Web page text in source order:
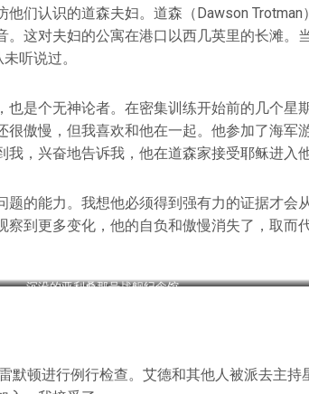
们认识的道森夫妇。道森（Dawson Trotman
。这对夫妇的公寓在港口以西几英里的长滩。
听说过。
也是个无神论者。在密集训练开始前的几个星
很傲慢，但我喜欢和他在一起。他参加了海军
，兴奋地告诉我，他在道森家接受耶稣进入他
题的能力。我想他必须得到强有力的证据才会
察到更多变化，他的自负和傲慢消失了，取而
沉没的亚利桑那号战舰纪念馆
默顿进行例行检查。艾德和其他人被派去主持